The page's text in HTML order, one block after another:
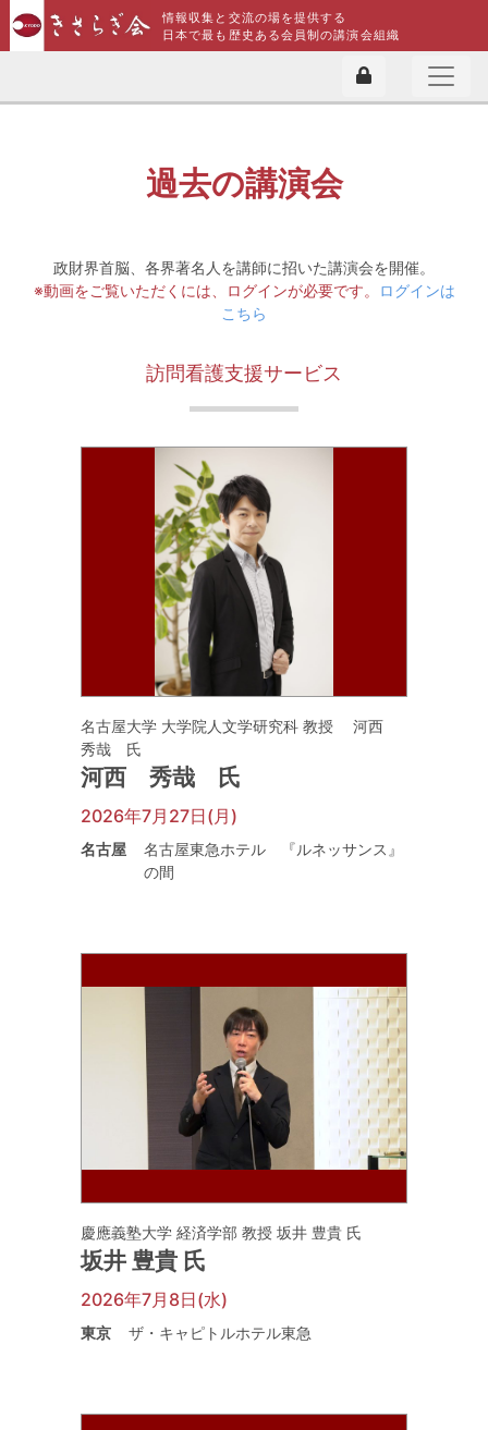
情報収集と交流の場を提供する
日本で最も歴史ある会員制の講演会組織
過去の講演会
政財界首脳、各界著名人を講師に招いた講演会を開催。
※動画をご覧いただくには、ログインが必要です。
ログインは
こちら
訪問看護支援サービス
名古屋大学 大学院人文学研究科 教授 河西
秀哉 氏
河西 秀哉 氏
2026年7月27日(月)
名古屋
名古屋東急ホテル 『ルネッサンス』
の間
慶應義塾大学 経済学部 教授 坂井 豊貴 氏
坂井 豊貴 氏
2026年7月8日(水)
東京 ザ・キャピトルホテル東急